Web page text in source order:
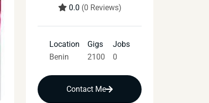
0.0 (0 Reviews)
Location
Benin
Gigs
2100
Jobs
0
Contact Me